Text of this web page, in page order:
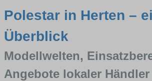
Polestar in Herten –
Überblick
Modellwelten,
Angebote lokaler Händler